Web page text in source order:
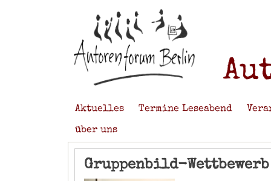
Aktuelles Termine Leseabend
über uns
Gruppenbild-